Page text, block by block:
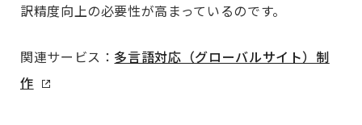
訳精度向上の必要性が高まっているのです。
関連サービス： 多言語対応（グローバルサイト）制
作